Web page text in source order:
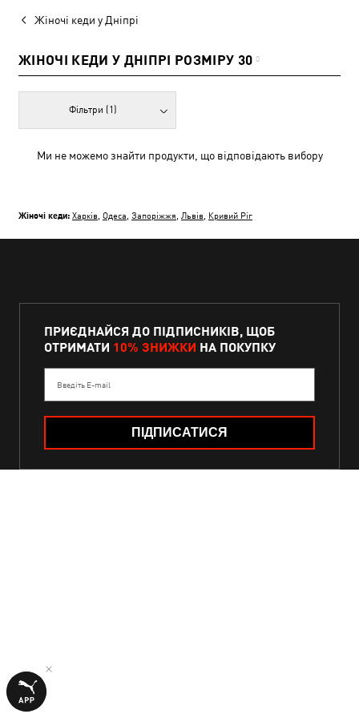
Жіночі кеди у Дніпрі
ЖІНОЧІ КЕДИ У ДНІПРІ РОЗМІРУ 30 0
Фільтри (1)
Ми не можемо знайти продукти, що відповідають вибору
Жіночі кеди: Харків Одеса Запоріжжя Львів Кривий Ріг
ПРИЄДНАЙСЯ ДО ПІДПИСНИКІВ, ЩОБ
ОТРИМАТИ 10% ЗНИЖКИ НА ПОКУПКУ
Введіть E-mail
ПІДПИСАТИСЯ